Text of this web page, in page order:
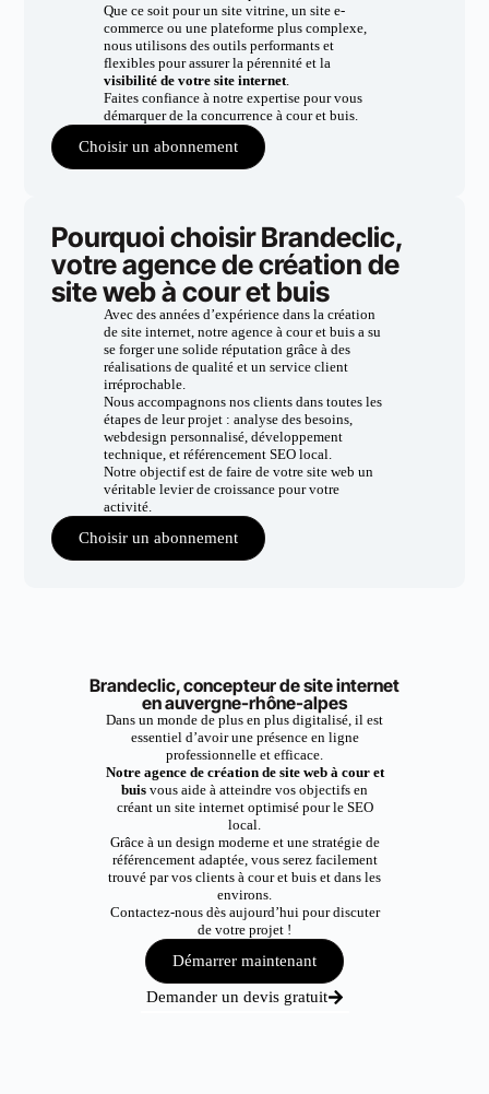
Que ce soit pour un site vitrine, un site e-
commerce ou une plateforme plus complexe,
nous utilisons des outils performants et
flexibles pour assurer la pérennité et la
visibilité de votre site internet.
Faites confiance à notre expertise pour vous
démarquer de la concurrence à cour et buis.
Choisir un abonnement
Pourquoi choisir Brandeclic,
votre agence de création de
site web à cour et buis
Avec des années d’expérience dans la création
de site internet, notre agence à cour et buis a su
se forger une solide réputation grâce à des
réalisations de qualité et un service client
irréprochable.
Nous accompagnons nos clients dans toutes les
étapes de leur projet : analyse des besoins,
webdesign personnalisé, développement
technique, et référencement SEO local.
Notre objectif est de faire de votre site web un
véritable levier de croissance pour votre
activité.
Choisir un abonnement
Brandeclic, concepteur de site internet
en auvergne-rhône-alpes
Dans un monde de plus en plus digitalisé, il est
essentiel d’avoir une présence en ligne
professionnelle et efficace.
Notre agence de création de site web à cour et
buis vous aide à atteindre vos objectifs en
créant un site internet optimisé pour le SEO
local.
Grâce à un design moderne et une stratégie de
référencement adaptée, vous serez facilement
trouvé par vos clients à cour et buis et dans les
environs.
Contactez-nous dès aujourd’hui pour discuter
de votre projet !
Démarrer maintenant
Demander un devis gratuit